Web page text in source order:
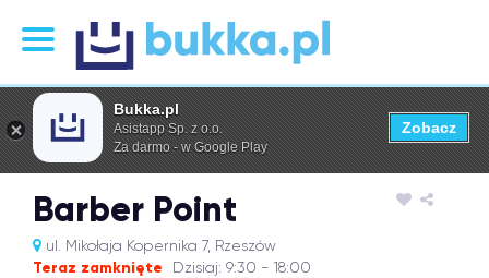
Barber Point
ul. Mikołaja Kopernika 7, Rzeszów
Teraz zamknięte Dzisiaj: 9:30 - 18:00
Bukka.pl
Asistapp Sp. z o.o.
Za darmo - w Google Play
Zobacz